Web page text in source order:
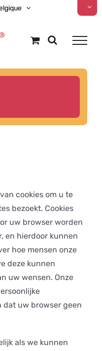
cookies om u te
bezoekt. Cookies
uw browser worden
en hierdoor kunnen
hoe mensen onze
deze kunnen
uw wensen. Onze
uw browser geen
als we kunnen